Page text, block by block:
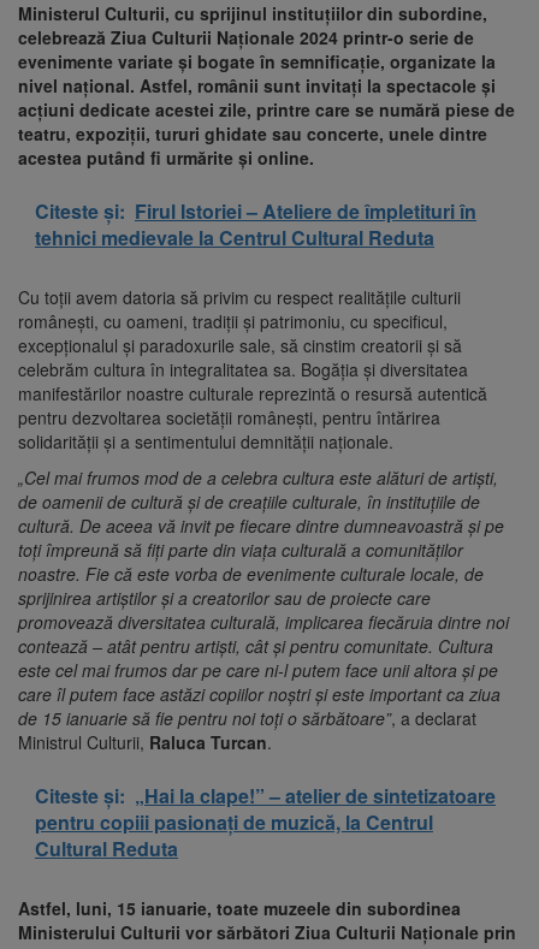
Ministerul Culturii, cu sprijinul instituțiilor din subordine,
celebrează Ziua Culturii Naționale 2024 printr-o serie de
evenimente variate și bogate în semnificație, organizate la
nivel național. Astfel, românii sunt invitați la spectacole și
acțiuni dedicate acestei zile, printre care se numără piese de
teatru, expoziții, tururi ghidate sau concerte, unele dintre
acestea putând fi urmărite și online.
Citeste și: Firul Istoriei – Ateliere de împletituri în
tehnici medievale la Centrul Cultural Reduta
Cu toții avem datoria să privim cu respect realitățile culturii
românești, cu oameni, tradiții și patrimoniu, cu specificul,
excepționalul și paradoxurile sale, să cinstim creatorii și să
celebrăm cultura în integralitatea sa. Bogăţia şi diversitatea
manifestărilor noastre culturale reprezintă o resursă autentică
pentru dezvoltarea societăţii româneşti, pentru întărirea
solidarităţii şi a sentimentului demnităţii naţionale.
„Cel mai frumos mod de a celebra cultura este alături de artiști,
de oamenii de cultură și de creațiile culturale, în instituțiile de
cultură. De aceea vă invit pe fiecare dintre dumneavoastră și pe
toți împreună să fiți parte din viața culturală a comunităților
noastre. Fie că este vorba de evenimente culturale locale, de
sprijinirea artiștilor și a creatorilor sau de proiecte care
promovează diversitatea culturală, implicarea fiecăruia dintre noi
contează – atât pentru artiști, cât și pentru comunitate. Cultura
este cel mai frumos dar pe care ni-l putem face unii altora și pe
care îl putem face astăzi copiilor noștri și este important ca ziua
de 15 ianuarie să fie pentru noi toți o sărbătoare”, a declarat
Ministrul Culturii, Raluca Turcan.
Citeste și: „Hai la clape!” – atelier de sintetizatoare
pentru copiii pasionați de muzică, la Centrul
Cultural Reduta
Astfel, luni, 15 ianuarie, toate muzeele din subordinea
Ministerului Culturii vor sărbători Ziua Culturii Naționale prin